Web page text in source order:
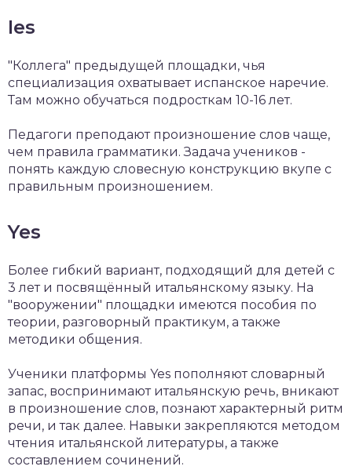
Ies
"Коллега" предыдущей площадки, чья
специализация охватывает испанское наречие.
Там можно обучаться подросткам 10-16 лет.
Педагоги преподают произношение слов чаще,
чем правила грамматики. Задача учеников -
понять каждую словесную конструкцию вкупе с
правильным произношением.
Yes
Более гибкий вариант, подходящий для детей с
3 лет и посвящённый итальянскому языку. На
"вооружении" площадки имеются пособия по
теории, разговорный практикум, а также
методики общения.
Ученики платформы Yes пополняют словарный
запас, воспринимают итальянскую речь, вникают
в произношение слов, познают характерный ритм
речи, и так далее. Навыки закрепляются методом
чтения итальянской литературы, а также
составлением сочинений.